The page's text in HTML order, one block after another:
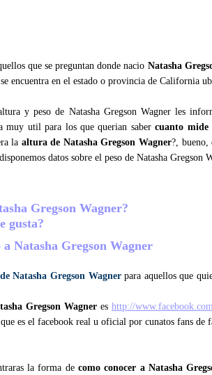
que se preguntan donde nacio Natasha
encuentra en el estado o provincia de California
y peso de Natasha Gregson Wagner les
muy util para los que querian sabercuanto mide
la altura de Natasha Gregson Wagner?, bueno,
datos sobre el peso de Natasha Gregson
Gregson Wagner?
gusta?
Natasha Gregson Wagner
Natasha Gregson Wagnerpara aquellos que
Gregson Wagner es http://
es el facebook real u oficial por cunatos fans de
la forma de como conocer a Natasha